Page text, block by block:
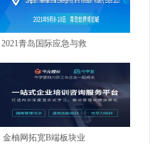
2021青岛国际应急与救
援产业博览会9月8-10日
金柚网拓宽B端板块业